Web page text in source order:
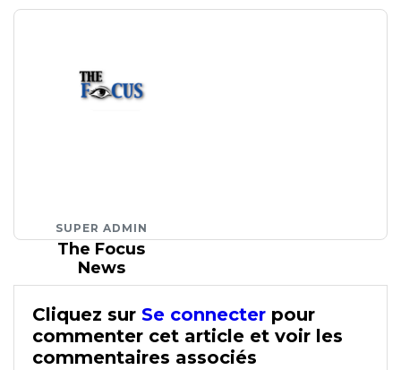
SUPER ADMIN
The Focus
News
Cliquez sur Se connecter pour
commenter cet article et voir les
commentaires associés